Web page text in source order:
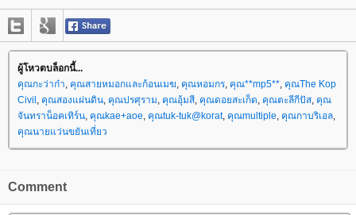
ผู้โหวตบล็อกนี้...
คุณกะว่าก๋า คุณสายหมอกและก้อนเมฆ คุณหอมกร คุณ**mp5** คุณThe Kop
Civil คุณสองแผ่นดิน คุณปรศุราม คุณอุ้มสี คุณดอยสะเก็ด คุณตะลีกีปัส คุณ
จันทราน็อคเทิร์น คุณkae+aoe คุณtuk-tuk@korat, คุณmultiple คุณกาบริเอล
คุณนายแว่นขยันเที่ยว
Comment